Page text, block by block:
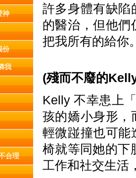
神
份
我
合理
許多身體有缺陷
的醫治，但他們
把我所有的給你
(殘而不廢的
Kelly 不幸患上
孩的嬌小身形，
輕微踫撞也可能
椅就等同她的下
工作和社交生活